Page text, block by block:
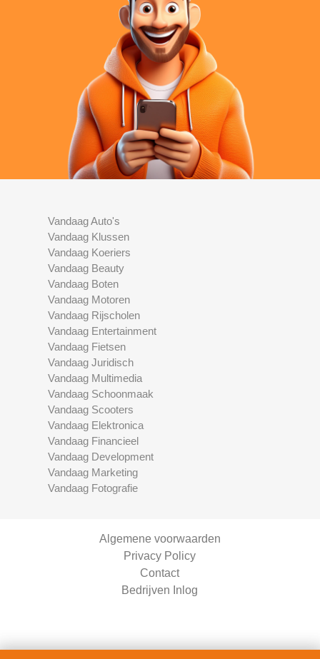
Vandaag Auto's
Vandaag Klussen
Vandaag Koeriers
Vandaag Beauty
Vandaag Boten
Vandaag Motoren
Vandaag Rijscholen
Vandaag Entertainment
Vandaag Fietsen
Vandaag Juridisch
Vandaag Multimedia
Vandaag Schoonmaak
Vandaag Scooters
Vandaag Elektronica
Vandaag Financieel
Vandaag Development
Vandaag Marketing
Vandaag Fotografie
Algemene voorwaarden
Privacy Policy
Contact
Bedrijven Inlog